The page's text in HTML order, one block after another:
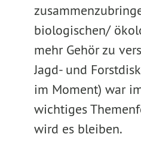
biologischen/
mehr Gehör zu
Jagd- und
im Moment) war
wichtiges
wird es bleiben.